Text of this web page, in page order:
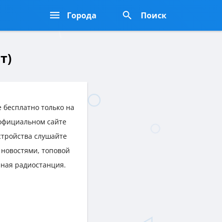
Города Поиск
только на
сайте
слушайте
топовой
радиостанция.